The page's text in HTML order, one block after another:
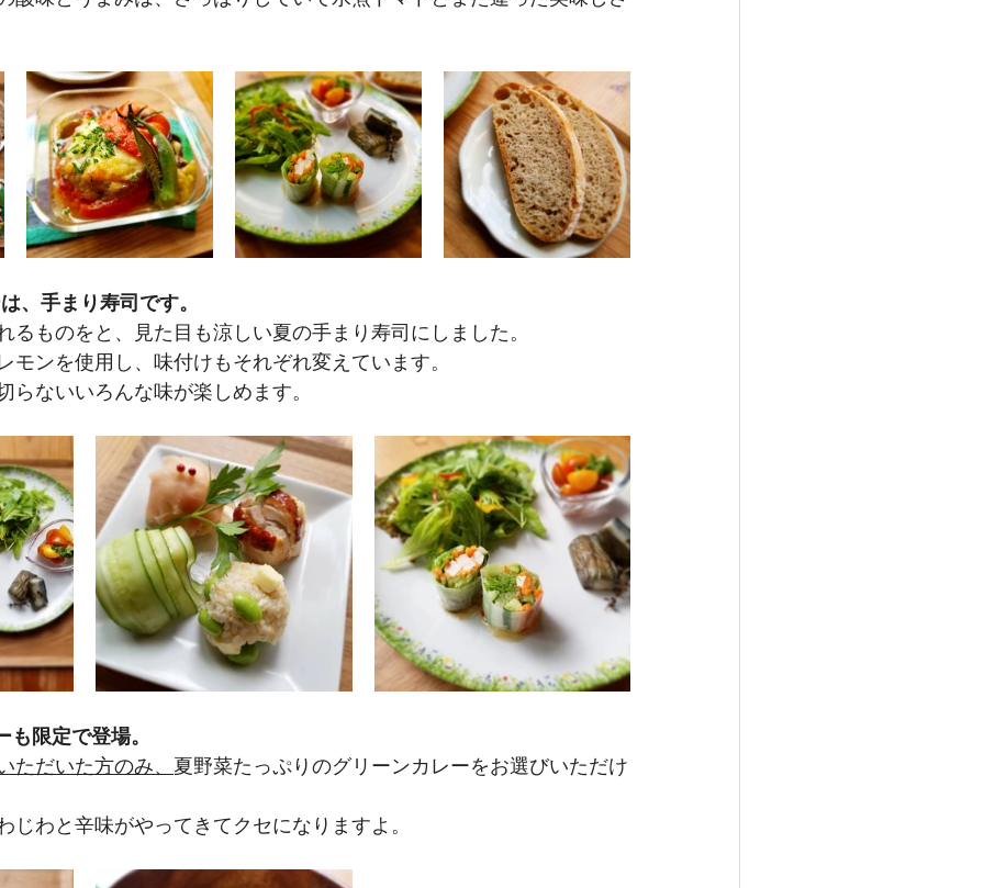
、手まり寿司です。
るものをと、見た目も涼しい夏の手まり寿司にしました。
モンを使用し、味付けもそれぞれ変えています。
らないいろんな味が楽しめます。
限定で登場。
ただいた方のみ、 夏野菜たっぷりのグリーンカレーをお選びいただけ
じわと辛味がやってきてクセになりますよ。